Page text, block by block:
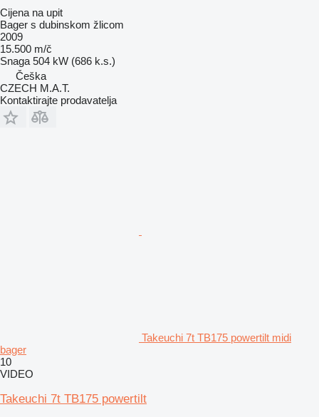
Cijena na upit
Bager s dubinskom žlicom
2009
15.500 m/č
Snaga 504 kW (686 k.s.)
Češka
CZECH M.A.T.
Kontaktirajte prodavatelja
Takeuchi 7t TB175 powertilt midi
bager
10
VIDEO
Takeuchi 7t TB175 powertilt